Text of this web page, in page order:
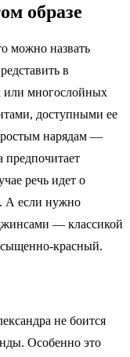
образе
можно назвать
в
или многослойных
доступными ее
нарядам —
предпочитает
речь идет о
А если нужно
— классикой
красный.
не боится
Особенно это